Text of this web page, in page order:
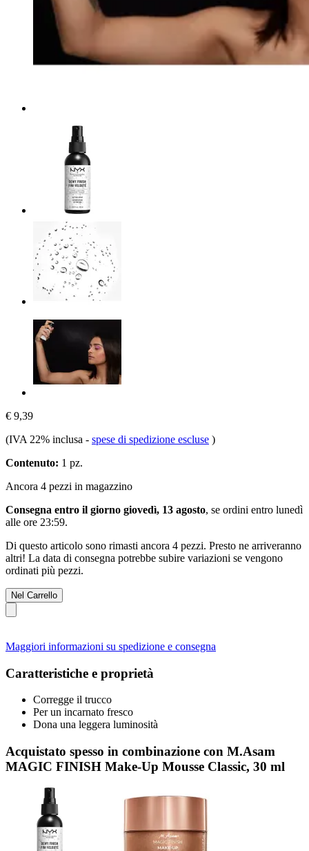
€ 9,39
(IVA 22% inclusa - spese di spedizione escluse )
Contenuto: 1 pz.
Ancora 4 pezzi in magazzino
Consegna entro il giorno giovedì, 13 agosto, se ordini entro lunedì
alle ore 23:59.
Di questo articolo sono rimasti ancora 4 pezzi. Presto ne arriveranno
altri! La data di consegna potrebbe subire variazioni se vengono
ordinati più pezzi.
Nel Carrello
Maggiori informazioni su spedizione e consegna
Caratteristiche e proprietà
Corregge il trucco
Per un incarnato fresco
Dona una leggera luminosità
Acquistato spesso in combinazione con M.Asam
MAGIC FINISH Make-Up Mousse Classic, 30 ml